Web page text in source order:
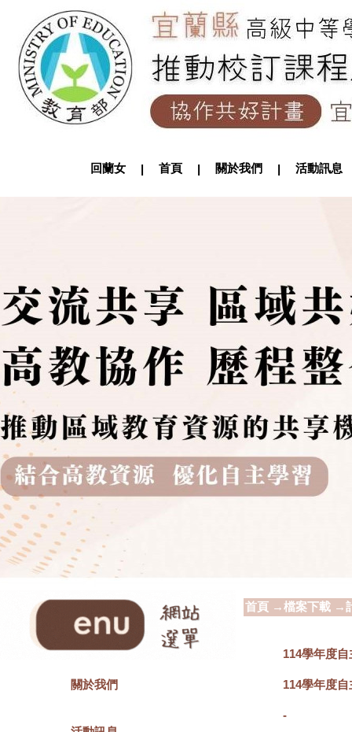
回蘭女 | 首頁 | 關於我們 | 活動訊
關於我們
首頁 →檔案下載 →
114學年度
114學年度
-